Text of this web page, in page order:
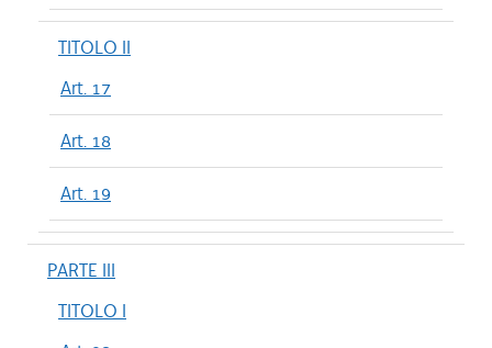
TITOLO II
Art. 17
Art. 18
Art. 19
PARTE III
TITOLO I